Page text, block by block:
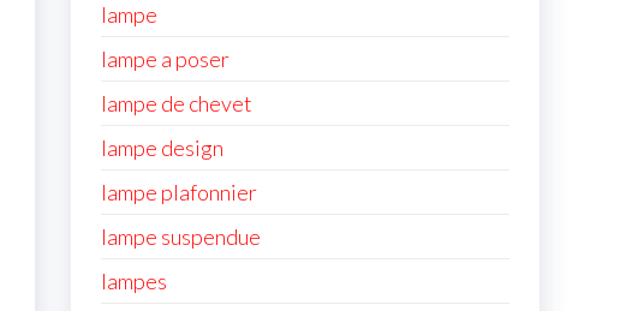
lampe
lampe a poser
lampe de chevet
lampe design
lampe plafonnier
lampe suspendue
lampes